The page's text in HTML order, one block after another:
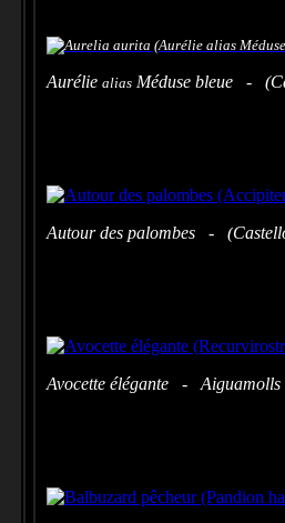
Aurélie aliasMéduse bleue -
Autour des palombes - (
Avocette élégante - Aiguamolls